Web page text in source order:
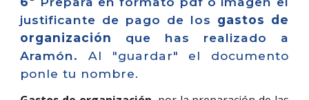
justificante de pago de los gastos de
organización
que has realizado a
Aramón. Al "guardar" el documento
ponle tu nombre.